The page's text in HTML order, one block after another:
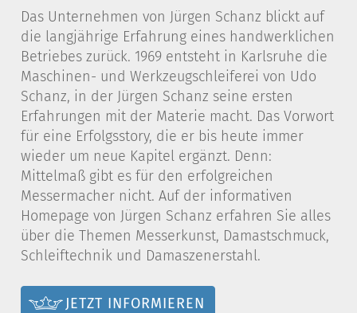
Das Unternehmen von Jürgen Schanz blickt auf
die langjährige Erfahrung eines handwerklichen
Betriebes zurück. 1969 entsteht in Karlsruhe die
Maschinen- und Werkzeugschleiferei von Udo
Schanz, in der Jürgen Schanz seine ersten
Erfahrungen mit der Materie macht. Das Vorwort
für eine Erfolgsstory, die er bis heute immer
wieder um neue Kapitel ergänzt. Denn:
Mittelmaß gibt es für den erfolgreichen
Messermacher nicht. Auf der informativen
Homepage von Jürgen Schanz erfahren Sie alles
über die Themen Messerkunst, Damastschmuck,
Schleiftechnik und Damaszenerstahl.
JETZT INFORMIEREN